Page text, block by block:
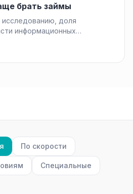
брать займы
доля
информационных
за последний год.…
По скорости
Специальные